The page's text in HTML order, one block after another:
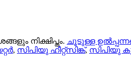
നിക്ഷിപ്തം. ചൂടുള്ള
, സിപിയു ഹീറ്റ്‌സിങ്ക്, സിപിയു